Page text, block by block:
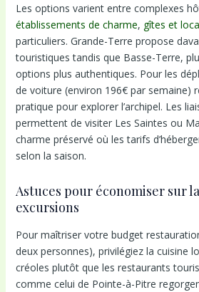
Les options varient entre complexes
établissements de charme, gîtes et
particuliers. Grande-Terre propose
touristiques tandis que Basse-Terre,
options plus authentiques. Pour les
de voiture (environ 196€ par semaine)
pratique pour explorer l’archipel. Les
permettent de visiter Les Saintes ou
charme préservé où les tarifs
selon la saison.
Astuces pour économiser sur
excursions
Pour maîtriser votre budget
deux personnes), privilégiez la cuisine
créoles plutôt que les restaurants
comme celui de Pointe-à-Pitre